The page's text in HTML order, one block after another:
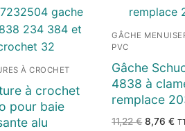
À CROCHET
à crochet
pour baie
alu
GÂCHE
PVC
Gâche
4838 à
remplace
11,22€ Le
8,76€Le